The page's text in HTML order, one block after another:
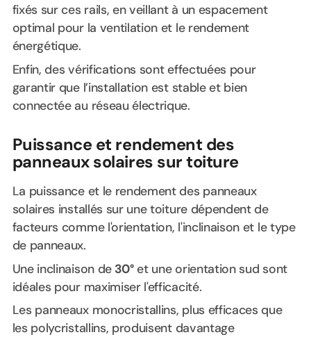
fixés sur ces rails, en veillant à un espacement
optimal pour la ventilation et le rendement
énergétique.
Enfin, des vérifications sont effectuées pour
garantir que l’installation est stable et bien
connectée au réseau électrique.
Puissance et rendement des
panneaux solaires sur toiture
La puissance et le rendement des panneaux
solaires installés sur une toiture dépendent de
facteurs comme l'orientation, l'inclinaison et le type
de panneaux.
Une inclinaison de30°et une orientation sud sont
idéales pour maximiser l'efficacité.
Les panneaux monocristallins, plus efficaces que
les polycristallins, produisent davantage